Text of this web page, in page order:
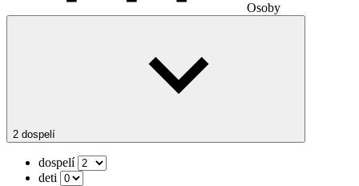
Osoby
2 dospelí
dospelí
deti